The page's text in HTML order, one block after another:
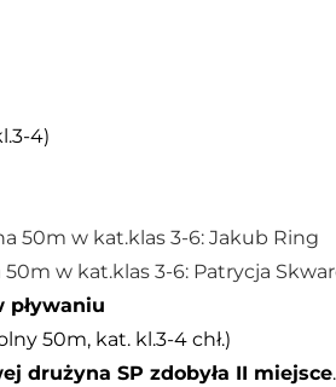
4)
50m w kat.klas 3-6: Jakub Ring
50m w kat.klas 3-6: Patrycja
pływaniu
50m, kat. kl.3-4 chł.)
drużyna SP zdobyła II miejsce.